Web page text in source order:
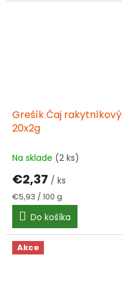
Grešík Čaj rakytníkový
20x2g
Na sklade (2 ks)
€2,37 / ks
Jednotková
cena:
€5,93 / 100 g
Do košíka
Akce